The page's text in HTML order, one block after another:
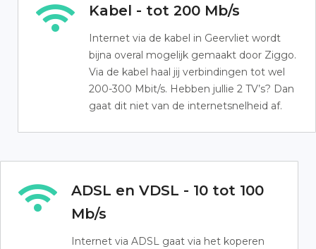
Kabel - tot 200 Mb/s
Internet via de kabel in Geervliet wordt
bijna overal mogelijk gemaakt door Ziggo.
Via de kabel haal jij verbindingen tot wel
200-300 Mbit/s. Hebben jullie 2 TV’s? Dan
gaat dit niet van de internetsnelheid af.
ADSL en VDSL - 10 tot 100
Mb/s
Internet via ADSL gaat via het koperen